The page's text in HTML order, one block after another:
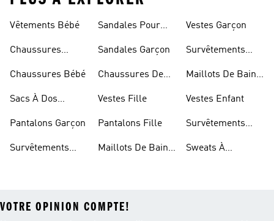
Vêtements Bébé
Chaussures
Chaussures Bébé
Sacs À Dos
Pantalons Garçon
Survêtements
Sandales Pour
Sandales Garçon
Chaussures De
Vestes Fille
Pantalons Fille
Maillots De Bain
Vestes Garçon
Survêtements
Maillots De Bain
Vestes Enfant
Survêtements
Sweats À
VOTRE OPINION COMPTE!